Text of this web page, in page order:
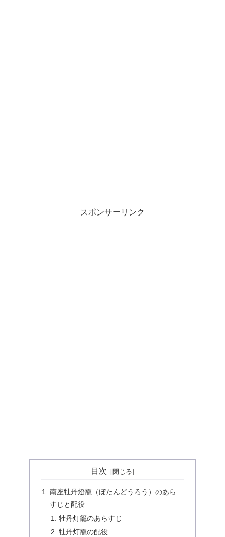
スポンサーリンク
目次
南座牡丹燈籠（ぼたんどうろう）のあら
すじと配役
牡丹灯籠のあらすじ
牡丹灯籠の配役